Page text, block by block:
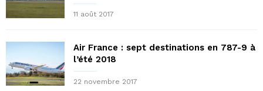
11 août 2017
Air France : sept destinations en 787-9 à
l’été 2018
22 novembre 2017